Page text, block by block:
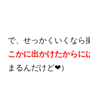
で、せっかくいくなら
こかに出かけたからに
まるんだけど❤︎）